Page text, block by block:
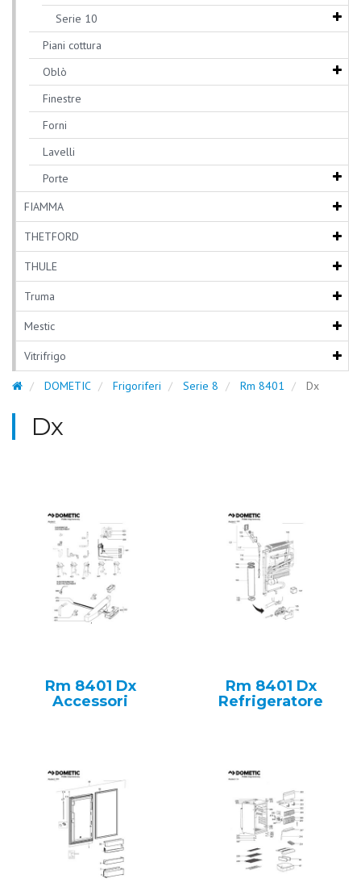
Serie 10
Piani cottura
Oblò
Finestre
Forni
Lavelli
Porte
FIAMMA
THETFORD
THULE
Truma
Mestic
Vitrifrigo
DOMETIC Frigoriferi Serie 8 Rm 8401 Dx
Dx
Rm 8401 Dx
Accessori
Rm 8401 Dx
Refrigeratore